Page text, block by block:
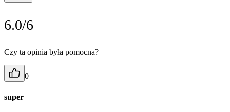
6.0/6
Czy ta opinia była pomocna?
0
super